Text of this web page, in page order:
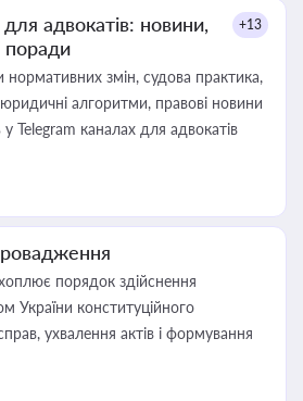
адвокатів: новини,
поради
+13
нормативних змін, судова практика,
юридичні алгоритми, правові новини
Telegram каналах для адвокатів
порядок здійснення
України конституційного
ухвалення актів і формування